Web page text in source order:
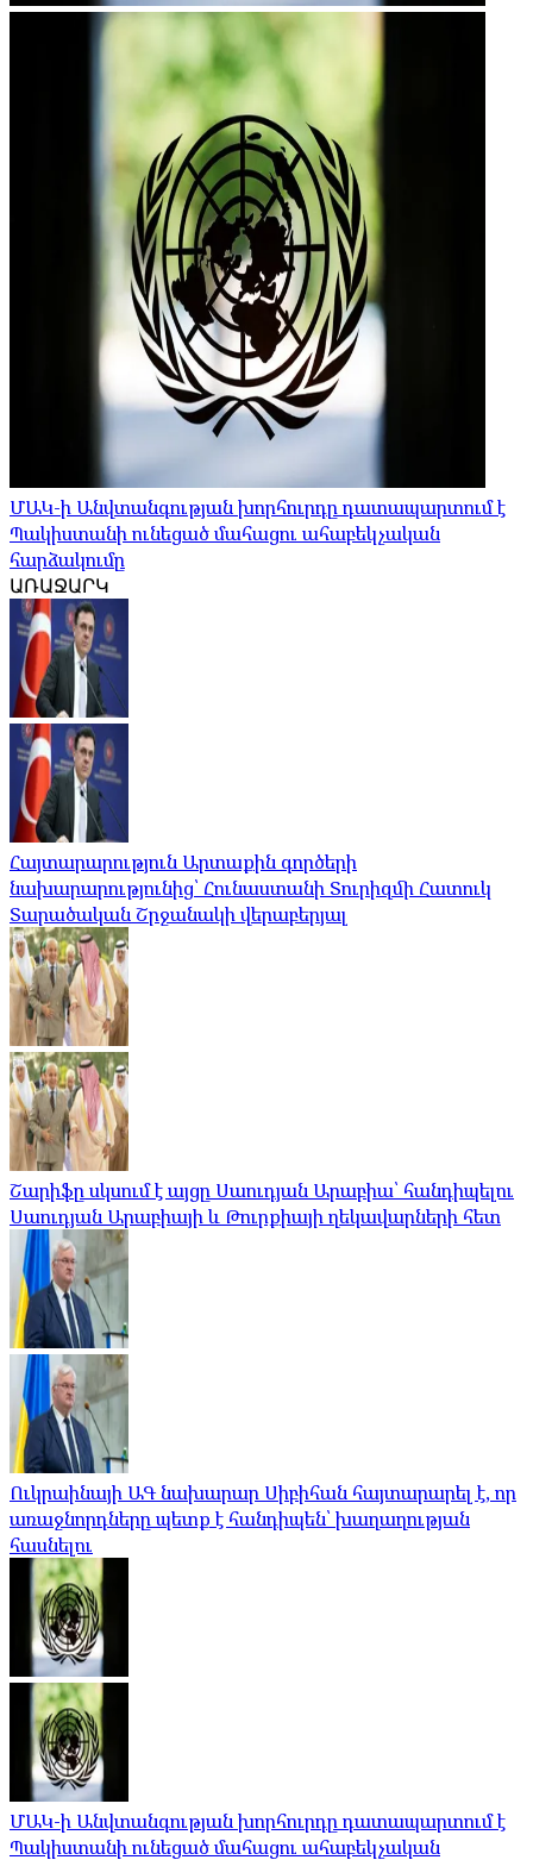
ՄԱԿ-ի Անվտանգության խորհուրդը դատապարտում է
Պակիստանի ունեցած մահացու ահաբեկչական
հարձակումը
ԱՌԱՋԱՐԿ
Հայտարարություն Արտաքին գործերի
նախարարությունից՝ Հունաստանի Տուրիզմի Հատուկ
Տարածական Շրջանակի վերաբերյալ
Շարիֆը սկսում է այցը Սաուդյան Արաբիա՝ հանդիպելու
Սաուդյան Արաբիայի և Թուրքիայի ղեկավարների հետ
Ուկրաինայի ԱԳ նախարար Սիբիհան հայտարարել է, որ
առաջնորդները պետք է հանդիպեն՝ խաղաղության
հասնելու
ՄԱԿ-ի Անվտանգության խորհուրդը դատապարտում է
Պակիստանի ունեցած մահացու ահաբեկչական